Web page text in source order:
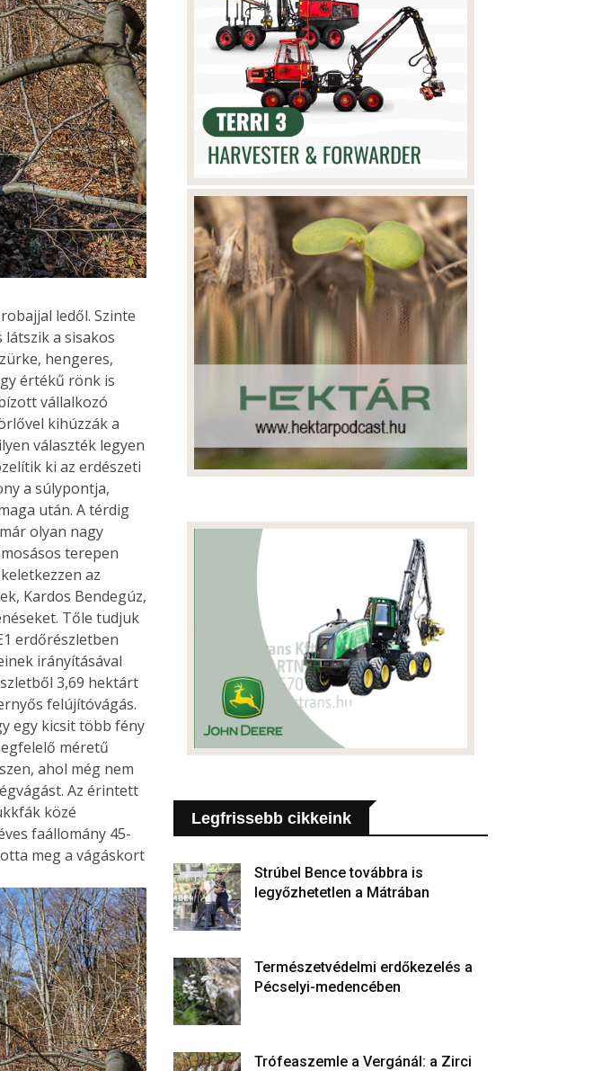
ledől. Szinte
a sisakos
hengeres,
értékű rönk is
vállalkozó
kihúzzák a
választék legyen
ki az erdészeti
a súlypontja,
után. A térdig
olyan nagy
terepen
az
Kardos Bendegúz,
Tőle tudjuk
erdőrészletben
irányításával
3,69 hektárt
felújítóvágás.
egy kicsit több fény
méretű
ahol még nem
Az érintett
közé
faállomány 45-
meg a vágáskort
Legfrissebb cikkeink
Strúbel Bence továbbra is
legyőzhetetlen a Mátrában
Természetvédelmi erdőkezelés a
Pécselyi-medencében
Trófeaszemle a Vergánál: a Zirci